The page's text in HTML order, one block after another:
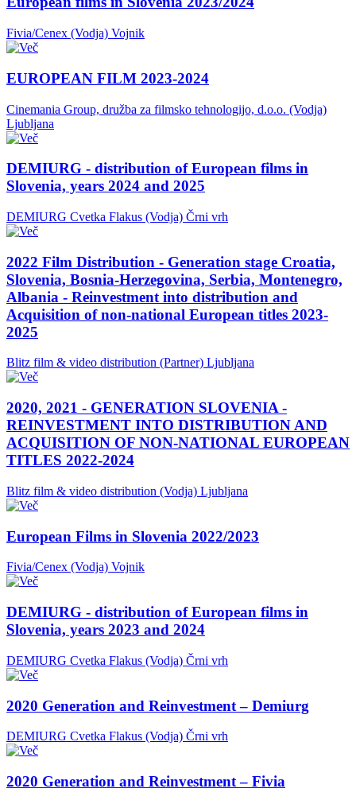
Fivia/Cenex (Vodja) Vojnik
EUROPEAN FILM 2023-2024
Cinemania Group, družba za filmsko tehnologijo, d.o.o. (Vodja)
Ljubljana
DEMIURG - distribution of European films in
Slovenia, years 2024 and 2025
DEMIURG Cvetka Flakus (Vodja) Črni vrh
2022 Film Distribution - Generation stage Croatia,
Slovenia, Bosnia-Herzegovina, Serbia, Montenegro,
Albania - Reinvestment into distribution and
Acquisition of non-national European titles 2023-
2025
Blitz film & video distribution (Partner) Ljubljana
2020, 2021 - GENERATION SLOVENIA -
REINVESTMENT INTO DISTRIBUTION AND
ACQUISITION OF NON-NATIONAL EUROPEAN
TITLES 2022-2024
Blitz film & video distribution (Vodja) Ljubljana
European Films in Slovenia 2022/2023
Fivia/Cenex (Vodja) Vojnik
DEMIURG - distribution of European films in
Slovenia, years 2023 and 2024
DEMIURG Cvetka Flakus (Vodja) Črni vrh
2020 Generation and Reinvestment – Demiurg
DEMIURG Cvetka Flakus (Vodja) Črni vrh
2020 Generation and Reinvestment – Fivia